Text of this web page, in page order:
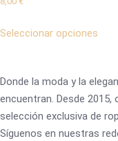
Seleccionar opciones
Donde la moda y la
encuentran. Desde 2015,
selección exclusiva de
Síguenos en nuestras